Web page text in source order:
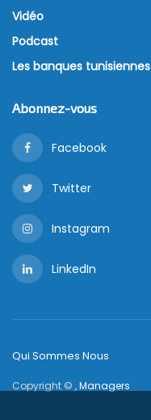
Vidéo
Podcast
Les banques tunisiennes
Abonnez-vous
Facebook
Twitter
Instagram
LinkedIn
Qui Sommes Nous
Copyright © ,Managers